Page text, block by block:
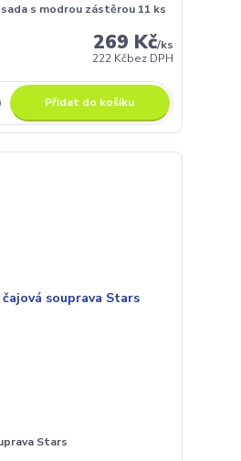
s modrou zástěrou 11 ks
269 Kč/ks
222 Kčbez DPH
Přidat do košíku
Stars